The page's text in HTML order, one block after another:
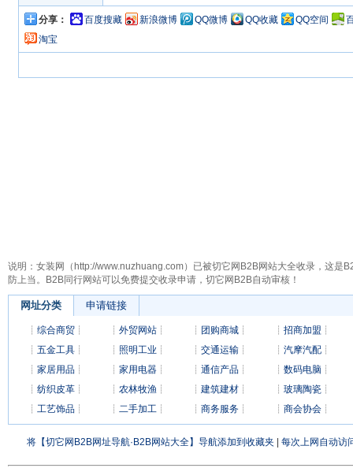
分享： 百度搜藏 新浪微博 QQ微博 QQ收藏 QQ空间
淘宝
说明：女装网（http://www.nuzhuang.com）已被切它网B2B网站大全收录，这是
防上当。B2B同行网站可以免费提交收录申请，切它网B2B自动审核！
网址分类 申请链接
┊ 综合商贸 ┊ ┊ 外贸网站 ┊ ┊ 团购商城 ┊ ┊ 招商加盟 ┊
┊ 五金工具 ┊ ┊ 照明工业 ┊ ┊ 交通运输 ┊ ┊ 汽摩汽配┊
┊ 家居用品 ┊ ┊ 家用电器 ┊ ┊ 通信产品 ┊ ┊ 数码电脑 ┊
┊ 纺织皮革 ┊ ┊ 农林牧渔 ┊ ┊ 建筑建材 ┊ ┊ 玻璃陶瓷┊
┊ 工艺饰品 ┊ ┊ 二手加工 ┊ ┊ 商务服务 ┊ ┊ 商会协会┊
将【切它网B2B网址导航·B2B网站大全】导航添加到收藏夹 每次上网自动访